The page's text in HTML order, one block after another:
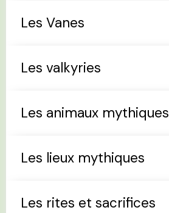
Les Vanes
Les valkyries
Les animaux mythiques
Les lieux mythiques
Les rites et sacrifices